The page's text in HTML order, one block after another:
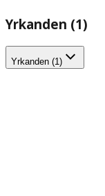
Yrkanden (1)
Yrkanden (1)